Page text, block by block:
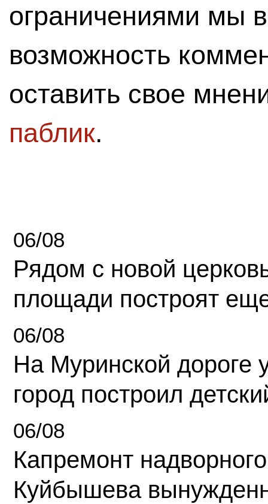
ограничениями мы
возможность
оставить свое
паблик.
06/08
Рядом с новой
площади построят
06/08
На Муринской дороге
город построил
06/08
Капремонт
Куйбышева